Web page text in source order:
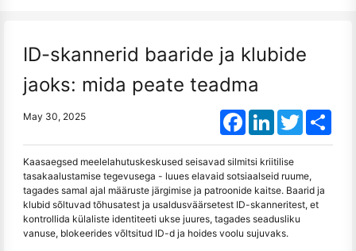
ID-skannerid baaride ja klubide
jaoks: mida peate teadma
May 30, 2025 FacebookLinkedInTwitter
Kaasaegsed meelelahutuskeskused seisavad silmitsi kriitilise
tasakaalustamise tegevusega - luues elavaid sotsiaalseid ruume,
tagades samal ajal määruste järgimise ja patroonide kaitse. Baarid ja
klubid sõltuvad tõhusatest ja usaldusväärsetest ID-skanneritest, et
kontrollida külaliste identiteeti ukse juures, tagades seadusliku
vanuse, blokeerides võltsitud ID-d ja hoides voolu sujuvaks.